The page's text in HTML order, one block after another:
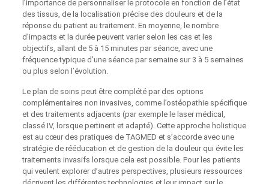
l’importance de personnaliser le protocole en fonction de l’état
des tissus, de la localisation précise des douleurs et de la
réponse du patient au traitement. En moyenne, le nombre
d’impacts et la durée peuvent varier selon les cas et les
objectifs, allant de 5 à 15 minutes par séance, avec une
fréquence typique d’une séance par semaine sur 3 à 5 semaines
ou plus selon l’évolution.
Le plan de soins peut être complété par des options
complémentaires non invasives, comme l’ostéopathie spécifique
et des traitements adjacents (par exemple le laser médical,
classé IV, lorsque pertinent et adapté). Cette approche holistique
est au cœur des pratiques de TAGMED et s’accorde avec une
stratégie de rééducation et de gestion de la douleur qui évite les
traitements invasifs lorsque cela est possible. Pour les patients
qui veulent explorer d’autres perspectives, plusieurs ressources